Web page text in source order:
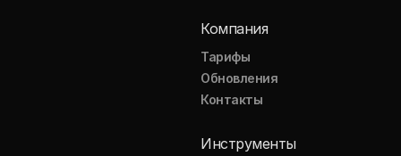
Компания
Тарифы
Обновления
Контакты
Инструменты